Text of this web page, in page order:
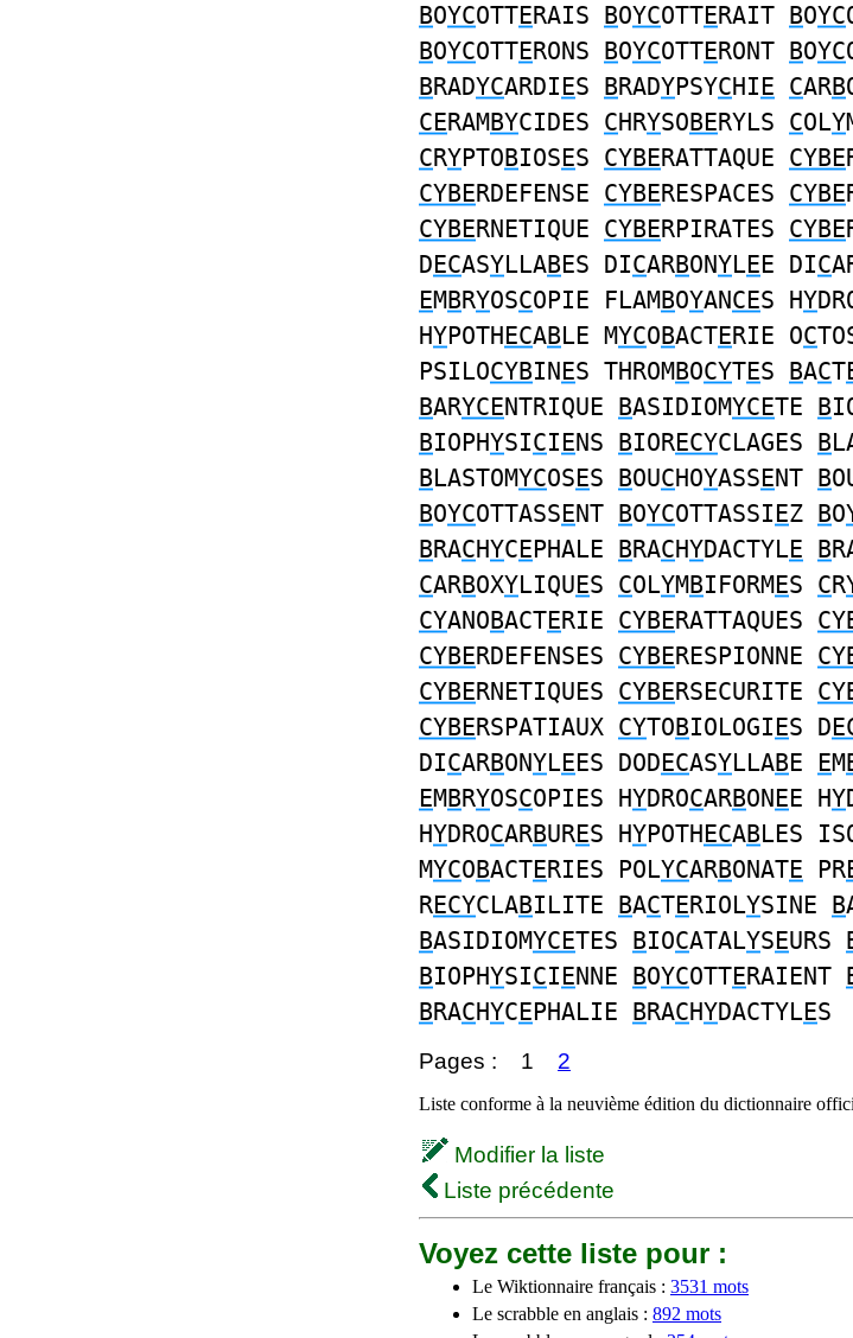
BOYCOTTERAIS BOYCOTTERAIT BOYC
BOYCOTTERONS BOYCOTTERONT BOYC
BRADYCARDIES BRADYPSYCHIE CARB
CERAMBYCIDES CHRYSOBERYLS COLY
CRYPTOBIOSES CYBERATTAQUE CYBE
CYBERDEFENSE CYBERESPACES CYBE
CYBERNETIQUE CYBERPIRATES CYBE
DECASYLLABES DICARBONYLEE DIC
EMBRYOSCOPIE FLAMBOYANCES HY
HYPOTHECABLE MYCOBACTERIE OC
PSILOCYBINES THROMBOCYTES BACT
BARYCENTRIQUE BASIDIOMYCETE B
BIOPHYSICIENS BIORECYCLAGES B
BLASTOMYCOSES BOUCHOYASSENT B
BOYCOTTASSENT BOYCOTTASSIEZ BO
BRACHYCEPHALE BRACHYDACTYLE B
CARBOXYLIQUES COLYMBIFORMES CR
CYANOBACTERIE CYBERATTAQUES
CYBERDEFENSES CYBERESPIONNE
CYBERNETIQUES CYBERSECURITE
CYBERSPATIAUX CYTOBIOLOGIES D
DICARBONYLEES DODECASYLLABE EM
EMBRYOSCOPIES HYDROCARBONEE HY
HYDROCARBURES HYPOTHECABLES
MYCOBACTERIES POLYCARBONATE PR
RECYCLABILITE BACTERIOLYSINE B
BASIDIOMYCETES BIOCATALYSEURS
BIOPHYSICIENNE BOYCOTTERAIENT
BRACHYCEPHALIE BRACHYDACTYLES
Pages : 1 2
Liste conforme à la neuvième édition du dictionnaire
Modifier la liste
Liste précédente
Voyez cette liste pour :
Le Wiktionnaire français : 3531 mots
Le scrabble en anglais : 892 mots